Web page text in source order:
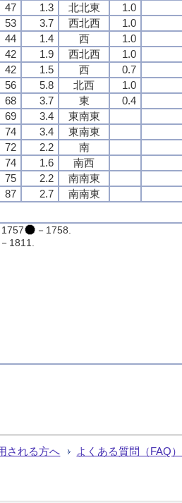
47 1.3 北北東 1.0
53 3.7 西北西 1.0
44 1.4 西 1.0
42 1.9 西北西 1.0
42 1.5 西 0.7
56 5.8 北西 1.0
68 3.7 東 0.4
69 3.4 東南東
74 3.4 東南東
72 2.2 南
74 1.6 南西
75 2.2 南南東
87 2.7 南南東
1757
－1758.
－1811.
される方へ よくある質問（FAQ）